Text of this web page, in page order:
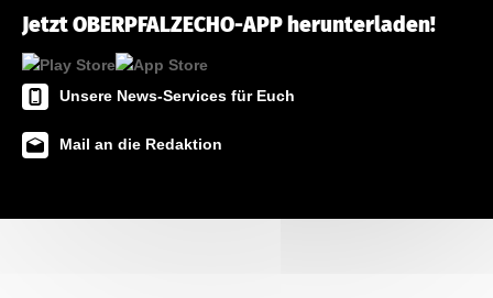
Jetzt OBERPFALZECHO-APP herunterladen!
Unsere News-Services für Euch
Mail an die Redaktion